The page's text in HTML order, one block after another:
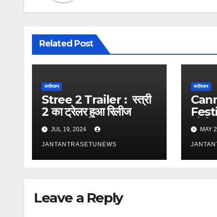
Related Post
मनोंरजन
Stree 2 Trailer : स्त्री
2 का ट्रेलर हुआ रिलीज
JUL 19, 2024
JANTANTRASETUNEWS
मनोंरजन
कोMAY
Leave a Reply